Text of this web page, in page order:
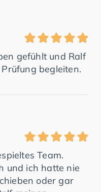
gefühlt und Ralf
begleiten.
Team.
und ich hatte nie
oder gar